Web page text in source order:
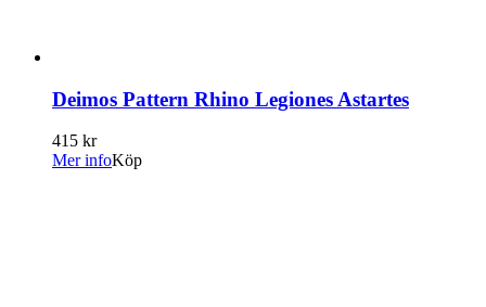
Deimos Pattern Rhino Legiones Astartes
415 kr
Mer infoKöp